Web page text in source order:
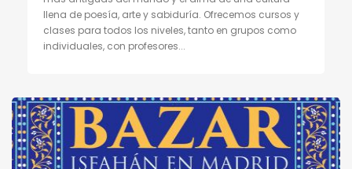
llena de poesía, arte y sabiduría. Ofrecemos cursos y
clases para todos los niveles, tanto en grupos como
individuales, con profesores...